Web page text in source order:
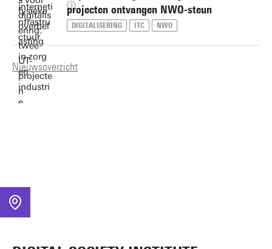
projecten ontvangen NWO-steun
DIGITALISERING ITC NWO
Nieuwsoverzicht